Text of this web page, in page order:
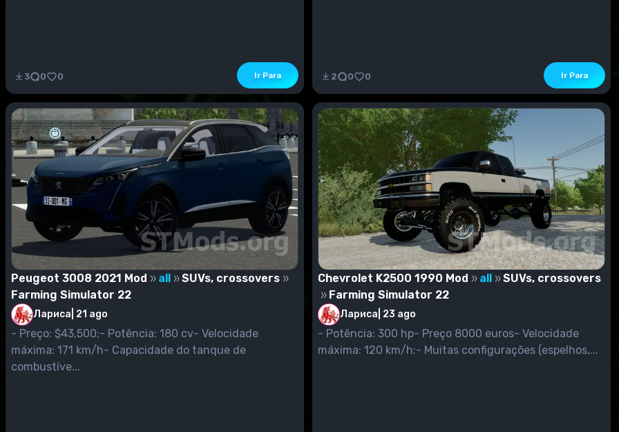
3 0 0 Ir Para 2 0 0 Ir Para
Peugeot 3008 2021 Mod all
SUVs, crossovers
Farming Simulator 22
Лариса 21 ago
- Preço: $43,500;- Potência: 180 cv- Velocidade
máxima: 171 km/h- Capacidade do tanque de
combustíve...
Chevrolet K2500 1990 Mod all
SUVs, crossovers
Farming Simulator 22
Лариса 23 ago
- Potência: 300 hp- Preço 8000 euros- Velocidade
máxima: 120 km/h;- Muitas configurações (espelhos,...